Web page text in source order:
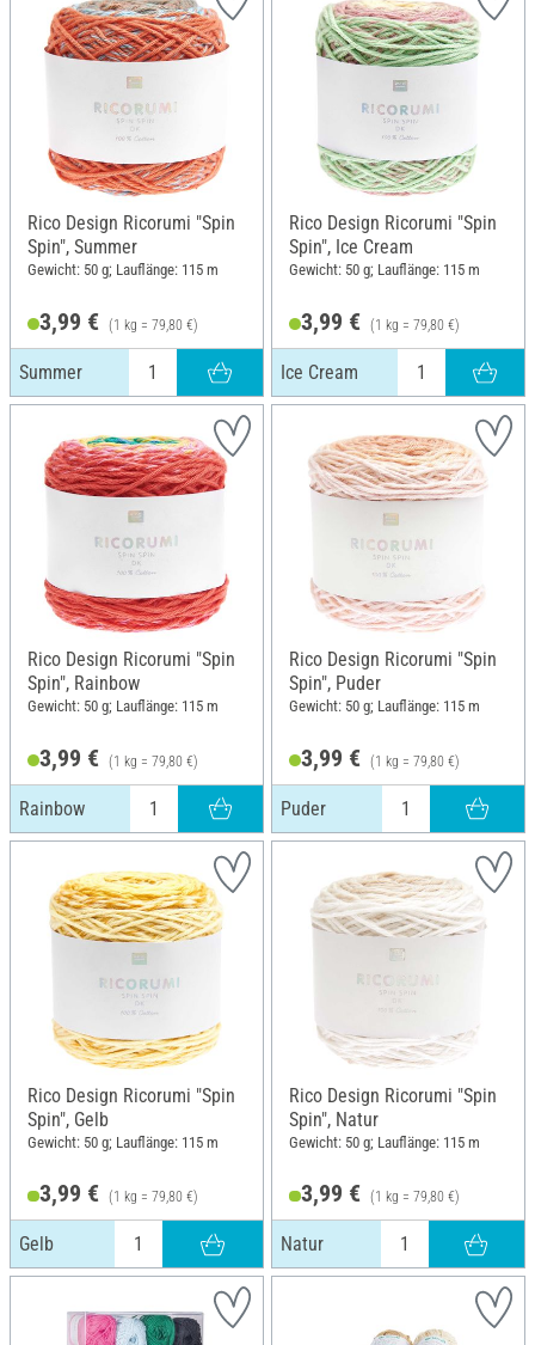
Rico Design Ricorumi "Spin
Spin", Summer
Gewicht: 50 g; Lauflänge: 115 m
3,99 € (1 kg = 79,80 €)
Summer
Rico Design Ricorumi "Spin
Spin", Ice Cream
Gewicht: 50 g; Lauflänge: 115 m
3,99 € (1 kg = 79,80 €)
Ice Cream
Rico Design Ricorumi "Spin
Spin", Rainbow
Gewicht: 50 g; Lauflänge: 115 m
3,99 € (1 kg = 79,80 €)
Rainbow
Rico Design Ricorumi "Spin
Spin", Puder
Gewicht: 50 g; Lauflänge: 115 m
3,99 € (1 kg = 79,80 €)
Puder
Rico Design Ricorumi "Spin
Spin", Gelb
Gewicht: 50 g; Lauflänge: 115 m
3,99 € (1 kg = 79,80 €)
Gelb
Rico Design Ricorumi "Spin
Spin", Natur
Gewicht: 50 g; Lauflänge: 115 m
3,99 € (1 kg = 79,80 €)
Natur